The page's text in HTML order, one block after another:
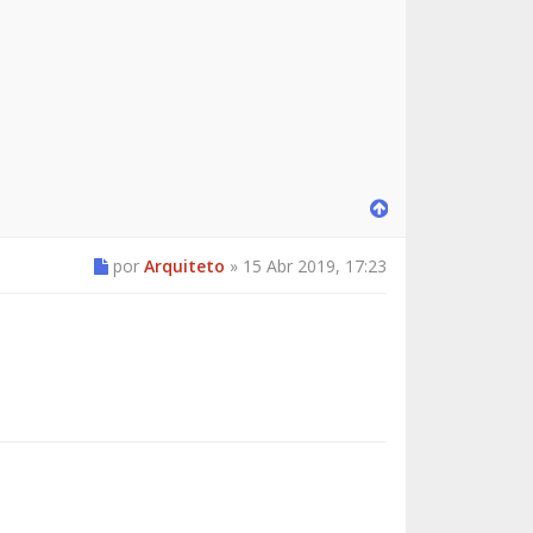
por Arquiteto » 15 Abr 2019, 17:23